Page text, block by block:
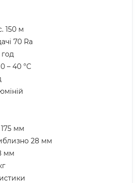
150 м
70 Ra
– 40 °C
мм
28 мм
мм